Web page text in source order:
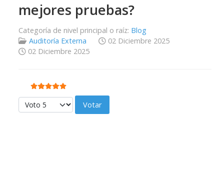
mejores pruebas?
Categoría de nivel principal o raíz: Blog
Auditoría Externa
02 Diciembre 2025
02 Diciembre 2025
Ratio:5/5
Por favor, vote